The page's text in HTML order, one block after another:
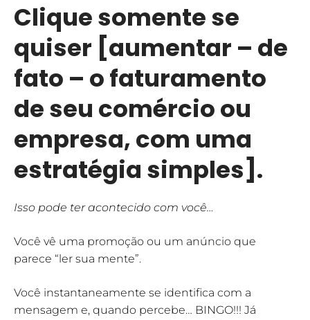
Clique somente se
quiser [aumentar – de
fato – o faturamento
de seu comércio ou
empresa, com uma
estratégia simples].
Isso pode ter acontecido com você…
Você vê uma promoção ou um anúncio que
parece “ler sua mente”.
Você instantaneamente se identifica com a
mensagem e, quando percebe… BINGO!!! Já